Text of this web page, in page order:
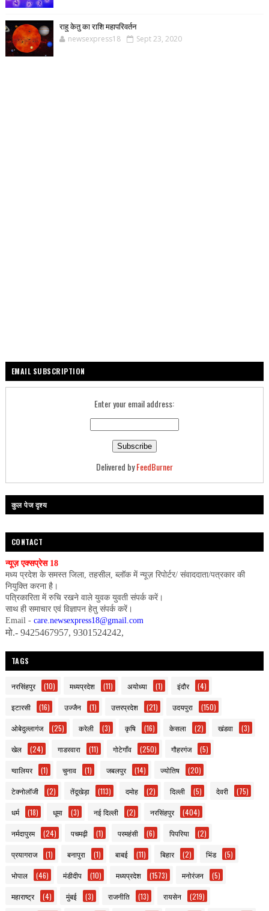
राहु केतु का राशि महापरिवर्तन
newsexpress18 Sept 23, 2020
EMAIL SUBSCRIPTION
Enter your email address:
Delivered byFeedBurner
कुल पेज दृश्य
CONTACT
न्यूज़ एक्सप्रेस 18
मध्य प्रदेश के समस्त जिला, तहसील, ब्लॉक में न्यूज़ रिपोर्टर/ संवाददाता/पत्रकार की
नियुक्ति करना है।
पत्रिकारिता में रुचि रखने वाले युवक युवती संपर्क करें।
साथ ही समाचार एवं विज्ञापन हेतु संपर्क करें।
Email - care.newsexpress18@gmail.com
मो.- 9425467957, 9301524242,
TAGS
नरसिंहपुर (10) मध्यप्रदेश (11) अयोध्या (1) इंदौर (4)
इटारसी (16) उज्जैन (1) उत्तरप्रदेश (21) उदयपुरा (150)
ओबेदुल्लागंज (25) करेली (3) कृषि (16) केसला (2) खंडवा (3)
खेल (24) गाडरवारा (11) गोटेगाँव (250) गौहरगंज (5)
ग्वालियर (1) चुनाव (1) जबलपुर (14) ज्योतिष (20)
टेक्नोलॉजी (2) तेंदूखेड़ा (113) दमोह (2) दिल्ली (5) देवरी (75)
धर्म (18) धूमा (3) नई दिल्ली (2) नरसिंहपुर (404)
नर्मदापुरम (24) पचमढ़ी (1) परमहंसी (6) पिपरिया (2)
प्रयागराज (1) बनापुरा (1) बाबई (11) बिहार (2) भिंड (5)
भोपाल (46) मंडीदीप (10) मध्यप्रदेश (1573) मनोरंजन (5)
महाराष्ट्र (4) मुंबई (3) राजनीति (13) रायसेन (219)